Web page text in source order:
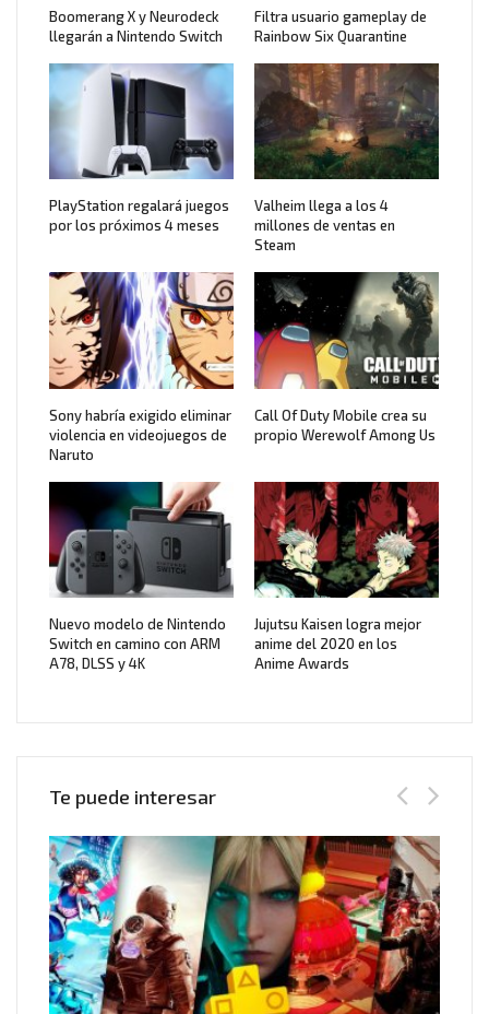
Boomerang X y Neurodeck
llegarán a Nintendo Switch
Filtra usuario gameplay de
Rainbow Six Quarantine
PlayStation regalará juegos
por los próximos 4 meses
Valheim llega a los 4
millones de ventas en
Steam
Sony habría exigido eliminar
violencia en videojuegos de
Naruto
Call Of Duty Mobile crea su
propio Werewolf Among Us
Nuevo modelo de Nintendo
Switch en camino con ARM
A78, DLSS y 4K
Jujutsu Kaisen logra mejor
anime del 2020 en los
Anime Awards
Te puede interesar